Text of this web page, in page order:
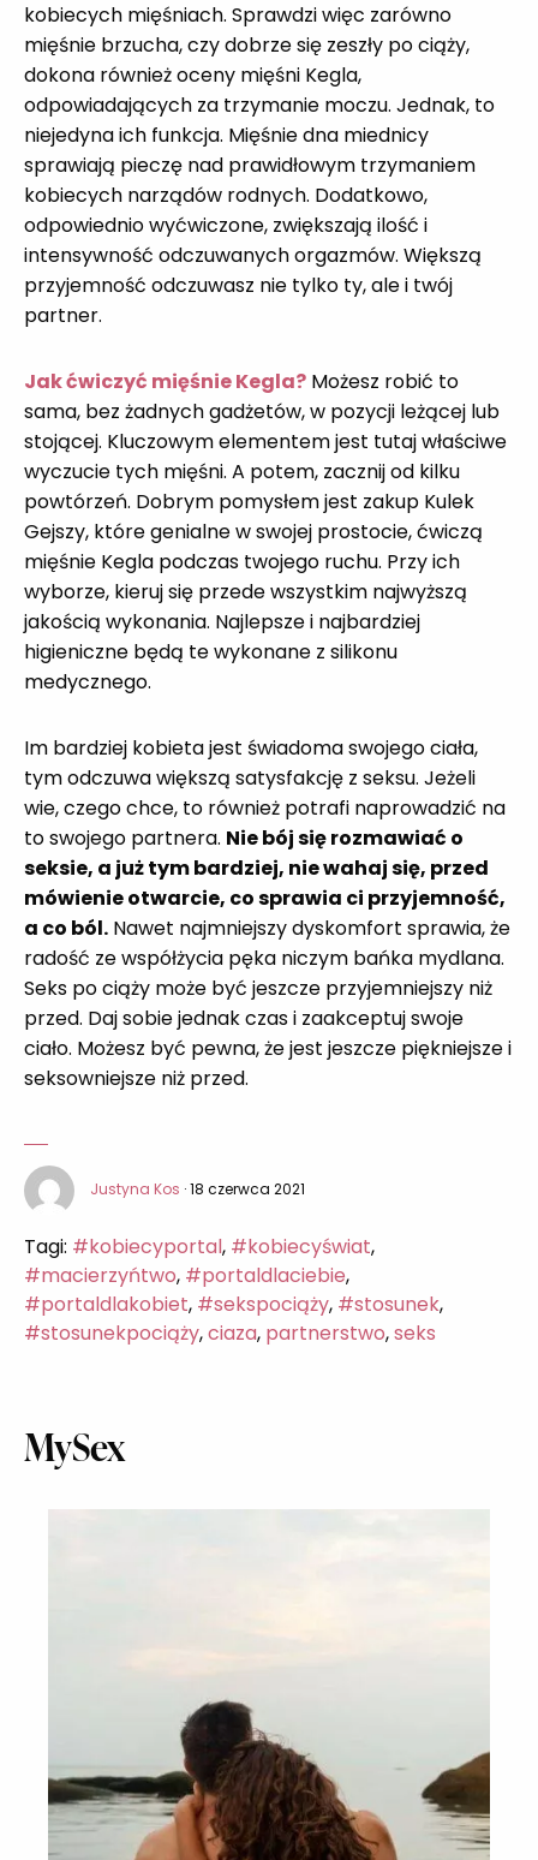
kobiecych mięśniach. Sprawdzi więc zarówno
mięśnie brzucha, czy dobrze się zeszły po ciąży,
dokona również oceny mięśni Kegla,
odpowiadających za trzymanie moczu. Jednak, to
niejedyna ich funkcja. Mięśnie dna miednicy
sprawiają pieczę nad prawidłowym trzymaniem
kobiecych narządów rodnych. Dodatkowo,
odpowiednio wyćwiczone, zwiększają ilość i
intensywność odczuwanych orgazmów. Większą
przyjemność odczuwasz nie tylko ty, ale i twój
partner.
Jak ćwiczyć mięśnie Kegla? Możesz robić to
sama, bez żadnych gadżetów, w pozycji leżącej lub
stojącej. Kluczowym elementem jest tutaj właściwe
wyczucie tych mięśni. A potem, zacznij od kilku
powtórzeń. Dobrym pomysłem jest zakup Kulek
Gejszy, które genialne w swojej prostocie, ćwiczą
mięśnie Kegla podczas twojego ruchu. Przy ich
wyborze, kieruj się przede wszystkim najwyższą
jakością wykonania. Najlepsze i najbardziej
higieniczne będą te wykonane z silikonu
medycznego.
Im bardziej kobieta jest świadoma swojego ciała,
tym odczuwa większą satysfakcję z seksu. Jeżeli
wie, czego chce, to również potrafi naprowadzić na
to swojego partnera. Nie bój się rozmawiać o
seksie, a już tym bardziej, nie wahaj się, przed
mówienie otwarcie, co sprawia ci przyjemność,
a co ból. Nawet najmniejszy dyskomfort sprawia, że
radość ze współżycia pęka niczym bańka mydlana.
Seks po ciąży może być jeszcze przyjemniejszy niż
przed. Daj sobie jednak czas i zaakceptuj swoje
ciało. Możesz być pewna, że jest jeszcze piękniejsze i
seksowniejsze niż przed.
Justyna Kos · 18 czerwca 2021
Tagi: #kobiecyportal, #kobiecyświat,
#macierzyńtwo, #portaldlaciebie,
#portaldlakobiet, #sekspociąży, #stosunek,
#stosunekpociąży,ciaza, partnerstwo,seks
MySex